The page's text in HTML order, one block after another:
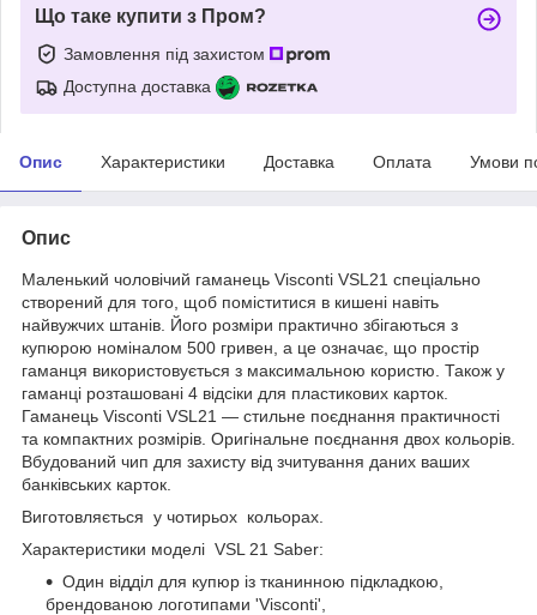
Що таке купити з Пром?
Замовлення під захистом
Доступна доставка
Опис Характеристики Доставка Оплата Умови
Опис
Маленький чоловічий гаманець Visconti VSL21 спеціально
створений для того, щоб поміститися в кишені навіть
найвужчих штанів. Його розміри практично збігаються з
купюрою номіналом 500 гривен, а це означає, що простір
гаманця використовується з максимальною користю. Також у
гаманці розташовані 4 відсіки для пластикових карток.
Гаманець Visconti VSL21 — стильне поєднання практичності
та компактних розмірів. Оригінальне поєднання двох кольорів.
Вбудований чип для захисту від зчитування даних ваших
банківських карток.
Виготовляється у чотирьох кольорах.
Характеристики моделі VSL 21 Saber:
Один відділ для купюр із тканинною підкладкою,
брендованою логотипами 'Visconti',